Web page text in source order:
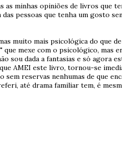
as minhas opiniões de livros que
pessoas que tenha um gosto
muito mais psicológica do que
mexe com o psicológico, mas
sou dada a fantasias e só agora
AMEI este livro, tornou-se
reservas nenhumas de que
até drama familiar tem, é